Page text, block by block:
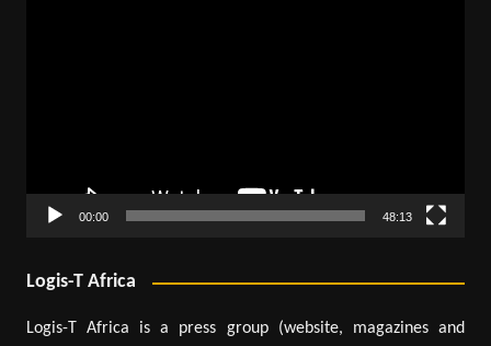
00:00 48:13
Logis-T Africa
Logis-T Africa is a press group (website, magazines and